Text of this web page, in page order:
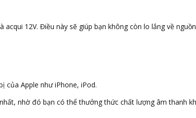
12V. Điều này sẽ giúp bạn không còn lo lắng về
của Apple như iPhone, iPod.
nhờ đó bạn có thể thưởng thức chất lượng âm thanh